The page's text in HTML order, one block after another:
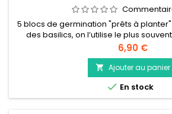
5 blocs de germination "prêts à
des basilics, on l’utilise le plus
comme le pesto et dans les plats
s’accorde aussi bien avec de la
rajouter en fin de cuisson pour
gout, il est préférable de le déchirer et
profiter au...
Prix
6,90 €
 Ajouter au panier
 En stock